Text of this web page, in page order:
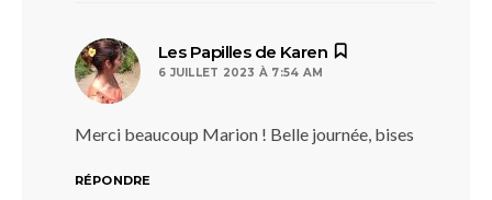
Les Papilles de Karen
6 JUILLET 2023 À 7:54 AM
Merci beaucoup Marion ! Belle journée, bises
RÉPONDRE